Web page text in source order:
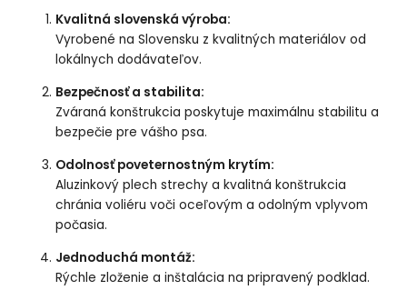
Kvalitná slovenská výroba:
Vyrobené na Slovensku z kvalitných materiálov od
lokálnych dodávateľov.
Bezpečnosť a stabilita:
Zváraná konštrukcia poskytuje maximálnu stabilitu a
bezpečie pre vášho psa.
Odolnosť poveternostným krytím:
Aluzinkový plech strechy a kvalitná konštrukcia
chránia voliéru voči oceľovým a odolným vplyvom
počasia.
Jednoduchá montáž:
Rýchle zloženie a inštalácia na pripravený podklad.